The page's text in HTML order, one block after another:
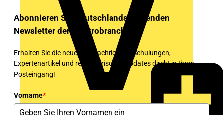
Abonnieren Sie Deutschlands führenden
Newsletter der Elektrobranche!
Erhalten Sie die neuesten Nachrichten, Schulungen,
Expertenartikel und regulatorischen Updates direkt in Ihren
Posteingang!
Vorname*